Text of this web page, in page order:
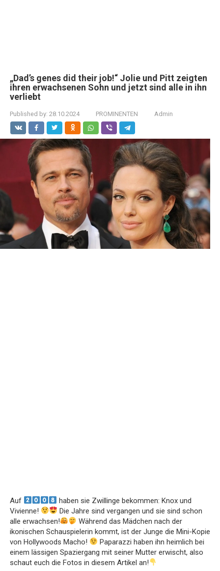
„Dad’s genes did their job!“ Jolie und Pitt zeigten
ihren erwachsenen Sohn und jetzt sind alle in ihn
verliebt
Published by: 28.10.2024 PROMINENTEN Admin
Auf
haben sie Zwillinge bekommen: Knox und
Vivienne!
Die Jahre sind vergangen und sie sind schon
alle erwachsen!
Während das Mädchen nach der
ikonischen Schauspielerin kommt, ist der Junge die Mini-Kopie
von Hollywoods Macho!
Paparazzi haben ihn heimlich bei
einem lässigen Spaziergang mit seiner Mutter erwischt, also
schaut euch die Fotos in diesem Artikel an!